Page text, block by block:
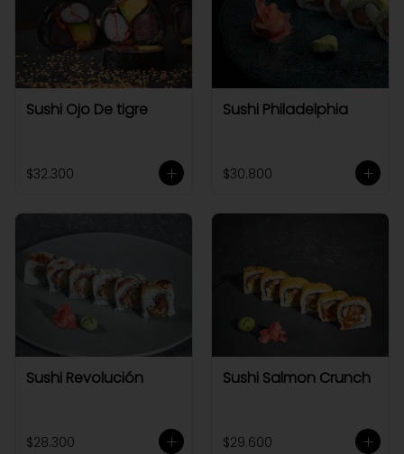
Sushi Ojo De tigre
$32.300
Sushi Philadelphia
$30.800
Sushi Revolución
$28.300
Sushi Salmon Crunch
$29.600